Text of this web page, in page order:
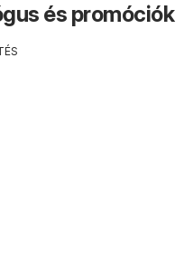
és promóciók